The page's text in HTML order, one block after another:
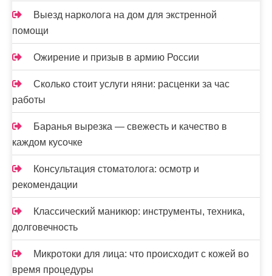
Выезд нарколога на дом для экстренной
помощи
Ожирение и призыв в армию России
Сколько стоит услуги няни: расценки за час
работы
Баранья вырезка — свежесть и качество в
каждом кусочке
Консультация стоматолога: осмотр и
рекомендации
Классический маникюр: инструменты, техника,
долговечность
Микротоки для лица: что происходит с кожей во
время процедуры